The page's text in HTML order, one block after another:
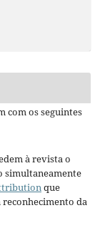
com os seguintes
à revista o
simultaneamente
que
da